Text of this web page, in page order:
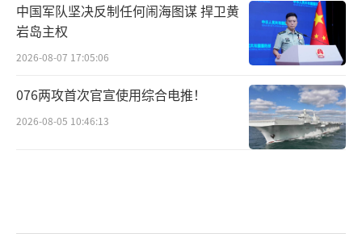
中国军队坚决反制任何闹海图谋 捍卫黄
岩岛主权
2026-08-07 17:05:06
076两攻首次官宣使用综合电推！
2026-08-05 10:46:13